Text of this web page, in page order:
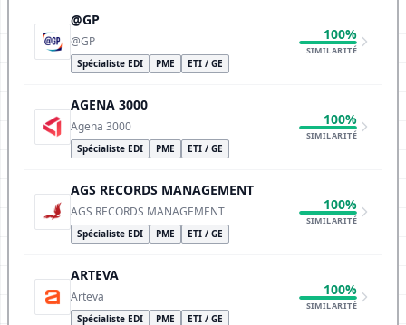
@GP
@GP
Spécialiste EDI PME ETI / GE
100%
SIMILARITÉ
AGENA 3000
Agena 3000
Spécialiste EDI PME ETI / GE
100%
SIMILARITÉ
AGS RECORDS MANAGEMENT
AGS RECORDS MANAGEMENT
Spécialiste EDI PME ETI / GE
100%
SIMILARITÉ
ARTEVA
Arteva
Spécialiste EDI PME ETI / GE
100%
SIMILARITÉ